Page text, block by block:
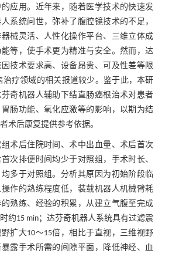
应用。近年来，随着医学技术的快速发
系统问世，弥补了腹腔镜技术的不足，
械灵活、人性化操作平台、三维立体成
等，使手术更为精准与安全。然而，达
技术要求高、设备昂贵、可及性差等限
治疗领域的相关报道较少。鉴于此，本研
奇机器人辅助下结直肠癌根治术对患者
肠功能、氧化应激等的影响，以期为结
术后康复提供参考依据。
术后住院时间、术中出血量、术后首次
次排便时间均少于对照组，手术时长、
多于对照组。分析其原因为初始阶段临
作的熟练程度低，装载机器人机械臂耗
熟练、经验的积累，从建立气腹至完成
约15 min；达芬奇机器人系统具有过滤震
扩大10～15倍，相比于直视，三维视野
露手术所需的间隙平面，降低神经、血